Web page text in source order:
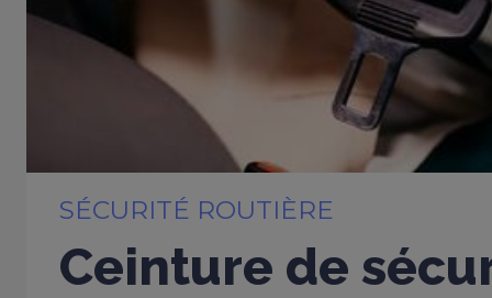
SÉCURITÉ ROUTIÈRE
Ceinture de